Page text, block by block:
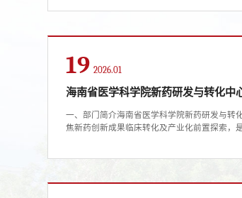
19 2026.01
海南省医学科学院新药研发与转化中
一、部门简介海南省医学科学院新药研发与转
焦新药创新成果临床转化及产业化前置探索，